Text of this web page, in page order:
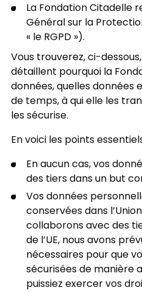
La Fondation Citadelle
Général sur la
« le RGPD »).
Vous trouverez, ci-
détaillent pourquoi la
données, quelles
de temps, à qui elle les
les sécurise.
En voici les points
En aucun cas, vos
des tiers dans un but
Vos données
conservées dans
collaborons avec des
de l’UE, nous avons
nécessaires pour que
sécurisées de manière
puissiez exercer vos